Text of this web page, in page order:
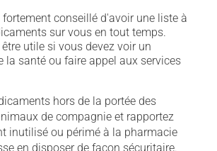
conseillé d'avoir une liste à
sur vous en tout temps.
utile si vous devez voir un
la santé ou faire appel aux services
hors de la portée des
de compagnie et rapportez
inutilisé ou périmé à la pharmacie
en disposer de façon sécuritaire.